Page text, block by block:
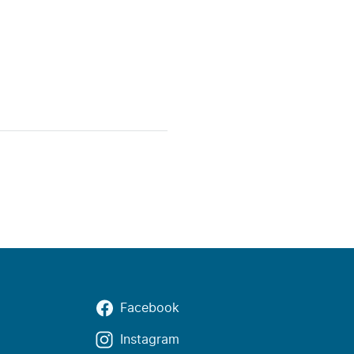
Facebook
Instagram